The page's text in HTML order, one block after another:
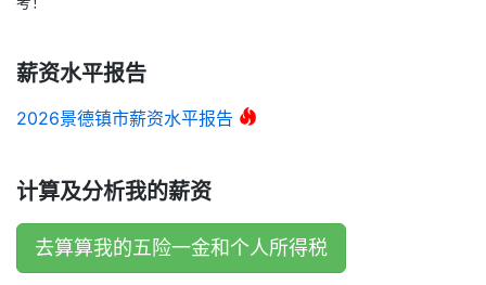
薪资水平报告
2026景德镇市薪资水平报告
计算及分析我的薪资
去算算我的五险一金和个人所得税